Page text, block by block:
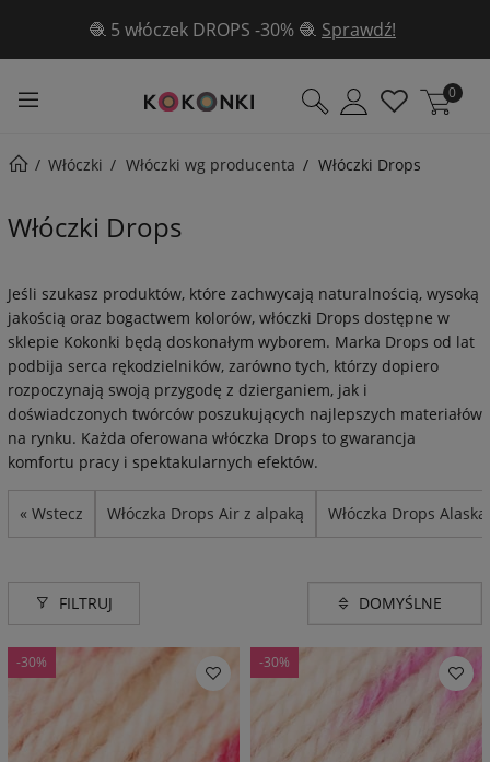
✨Aż 3 wzory gratis w sierpniu ✨ Poznaj je tutaj!
0
Włóczki Włóczki wg producenta Włóczki Drops
Włóczki Drops
Jeśli szukasz produktów, które zachwycają naturalnością, wysoką
jakością oraz bogactwem kolorów, włóczki Drops dostępne w
sklepie Kokonki będą doskonałym wyborem. Marka Drops od lat
podbija serca rękodzielników, zarówno tych, którzy dopiero
rozpoczynają swoją przygodę z dzierganiem, jak i
doświadczonych twórców poszukujących najlepszych materiałów
na rynku. Każda oferowana włóczka Drops to gwarancja
komfortu pracy i spektakularnych efektów.
« Wstecz Włóczka Drops Air z alpaką Włóczka Drops
FILTRUJ
-30% -30%